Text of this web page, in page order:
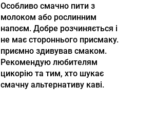
Особливо смачно пити з
молоком або рослинним
напоєм. Добре розчиняється і
не має стороннього присмаку.
приємно здивував смаком.
Рекомендую любителям
цикорію та тим, хто шукає
смачну альтернативу каві.